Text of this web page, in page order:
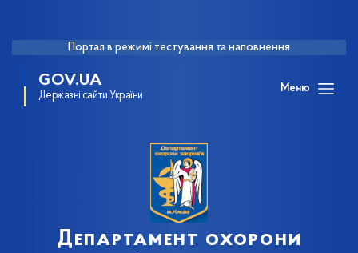
Портал в режимі тестування та наповнення
GOV.UA
Державні сайти України
Меню
Департамент охорони